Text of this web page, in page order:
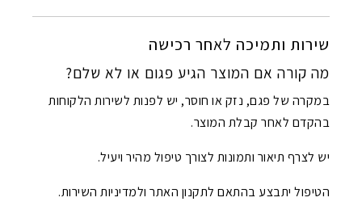
שירות ותמיכה לאחר רכישה
מה קורה אם המוצר הגיע פגום או לא שלם?
במקרה של פגם, נזק או חוסר, יש לפנות לשירות הלקוחות
בהקדם לאחר קבלת המוצר.
יש לצרף תיאור ותמונות לצורך טיפול מהיר ויעיל.
הטיפול יתבצע בהתאם לתקנון האתר ולמדיניות השירות.